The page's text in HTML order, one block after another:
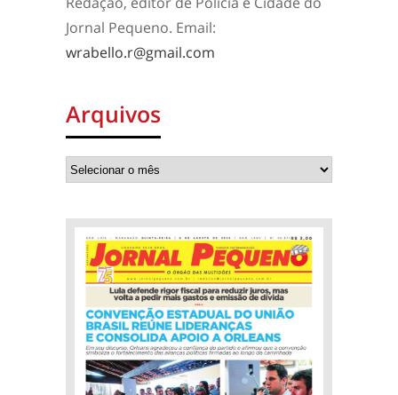
Jornal Pequeno. Email:
wrabello.r@gmail.com
Arquivos